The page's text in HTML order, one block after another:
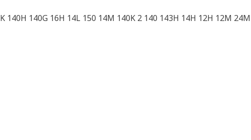
140H 140G 16H 14L 150 14M 140K 2 140 143H 14H 12H 12M